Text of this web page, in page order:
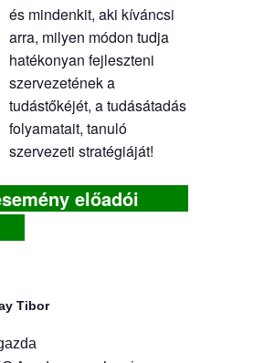
és mindenkit, aki kíváncsi
arra, milyen módon tudja
hatékonyan fejleszteni
szervezetének a
tudástőkéjét, a tudásátadás
folyamatait, tanuló
szervezeti stratégiáját!
előadói
Tibor